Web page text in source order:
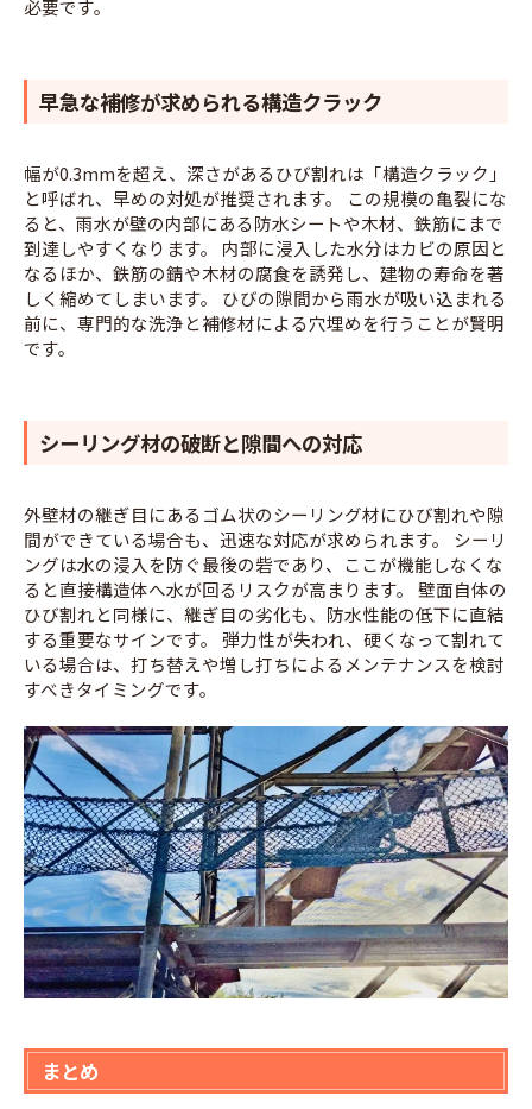
必要です。
早急な補修が求められる構造クラック
幅が0.3mmを超え、深さがあるひび割れは「構造クラック」
と呼ばれ、早めの対処が推奨されます。 この規模の亀裂にな
ると、雨水が壁の内部にある防水シートや木材、鉄筋にまで
到達しやすくなります。 内部に浸入した水分はカビの原因と
なるほか、鉄筋の錆や木材の腐食を誘発し、建物の寿命を著
しく縮めてしまいます。 ひびの隙間から雨水が吸い込まれる
前に、専門的な洗浄と補修材による穴埋めを行うことが賢明
です。
シーリング材の破断と隙間への対応
外壁材の継ぎ目にあるゴム状のシーリング材にひび割れや隙
間ができている場合も、迅速な対応が求められます。 シーリ
ングは水の浸入を防ぐ最後の砦であり、ここが機能しなくな
ると直接構造体へ水が回るリスクが高まります。 壁面自体の
ひび割れと同様に、継ぎ目の劣化も、防水性能の低下に直結
する重要なサインです。 弾力性が失われ、硬くなって割れて
いる場合は、打ち替えや増し打ちによるメンテナンスを検討
すべきタイミングです。
まとめ